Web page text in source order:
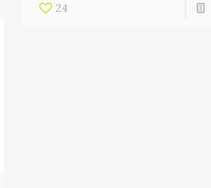
24